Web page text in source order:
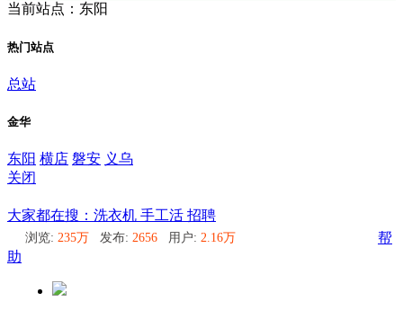
当前站点：东阳
热门站点
总站
金华
东阳 横店 磐安 义乌
关闭
大家都在搜：洗衣机 手工活 招聘
浏览: 235万 发布: 2656 用户: 2.16万
帮
助